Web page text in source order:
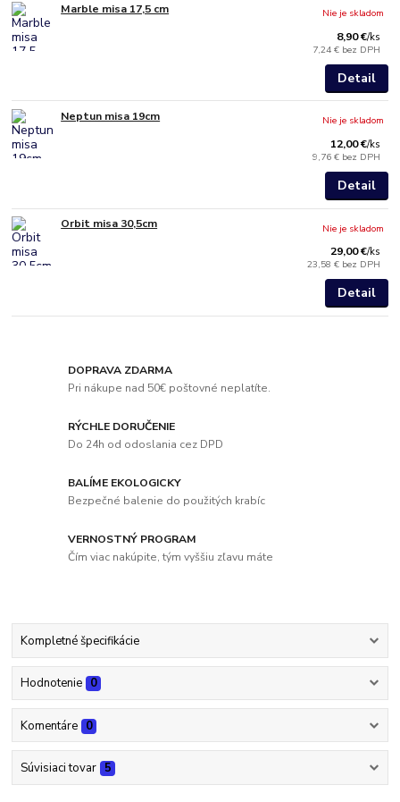
Marble misa 17,5 cm
8,90 €/ks
7,24 € bez DPH
Nie je skladom
Detail
Neptun misa 19cm
12,00 €/ks
9,76 € bez DPH
Nie je skladom
Detail
Orbit misa 30,5cm
29,00 €/ks
23,58 € bez DPH
Nie je skladom
Detail
DOPRAVA ZDARMA
Pri nákupe nad 50€ poštovné neplatíte.
RÝCHLE DORUČENIE
Do 24h od odoslania cez DPD
BALÍME EKOLOGICKY
Bezpečné balenie do použitých krabíc
VERNOSTNÝ PROGRAM
Čím viac nakúpite, tým vyššiu zľavu máte
Kompletné špecifikácie
Hodnotenie 0
Komentáre 0
Súvisiaci tovar 5